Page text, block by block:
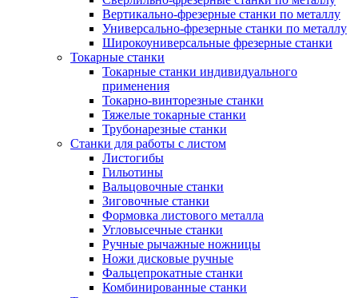
Вертикально-фрезерные станки по металлу
Универсально-фрезерные станки по металлу
Широкоуниверсальные фрезерные станки
Токарные станки
Токарные станки индивидуального
применения
Токарно-винторезные станки
Тяжелые токарные станки
Трубонарезные станки
Станки для работы с листом
Листогибы
Гильотины
Вальцовочные станки
Зиговочные станки
Формовка листового металла
Угловысечные станки
Ручные рычажные ножницы
Ножи дисковые ручные
Фальцепрокатные станки
Комбинированные станки